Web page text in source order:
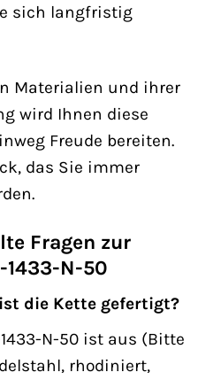
sich langfristig
Materialien und ihrer
wird Ihnen diese
Freude bereiten.
das Sie immer
Fragen zur
1433-N-50
die Kette gefertigt?
N-50 ist aus (Bitte
rhodiniert,